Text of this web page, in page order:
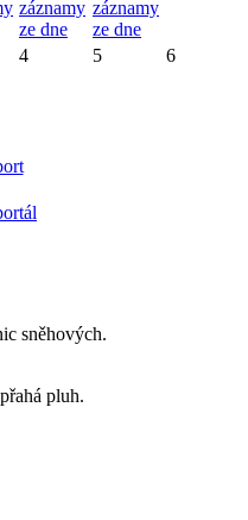
záznamy
ze dne
záznamy
ze dne
4 5 6
sněhových.
pluh.